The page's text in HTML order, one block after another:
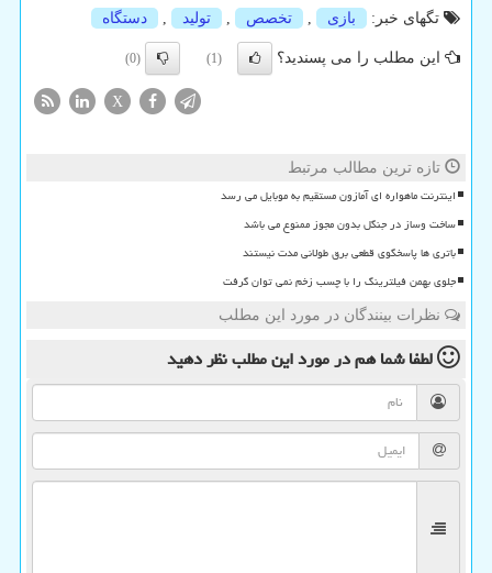
تگهای خبر:
بازی تخصص تولید دستگاه
این مطلب را می پسندید؟ (1)
(0)
X
تازه ترین مطالب مرتبط
اینترنت ماهواره ای آمازون مستقیم به موبایل می رسد
ساخت وساز در جنگل بدون مجوز ممنوع می باشد
باتری ها پاسخگوی قطعی برق طولانی مدت نیستند
جلوی بهمن فیلترینگ را با چسب زخم نمی توان گرفت
نظرات بینندگان در مورد این مطلب
لطفا شما همدر مورد این مطلبنظر دهید